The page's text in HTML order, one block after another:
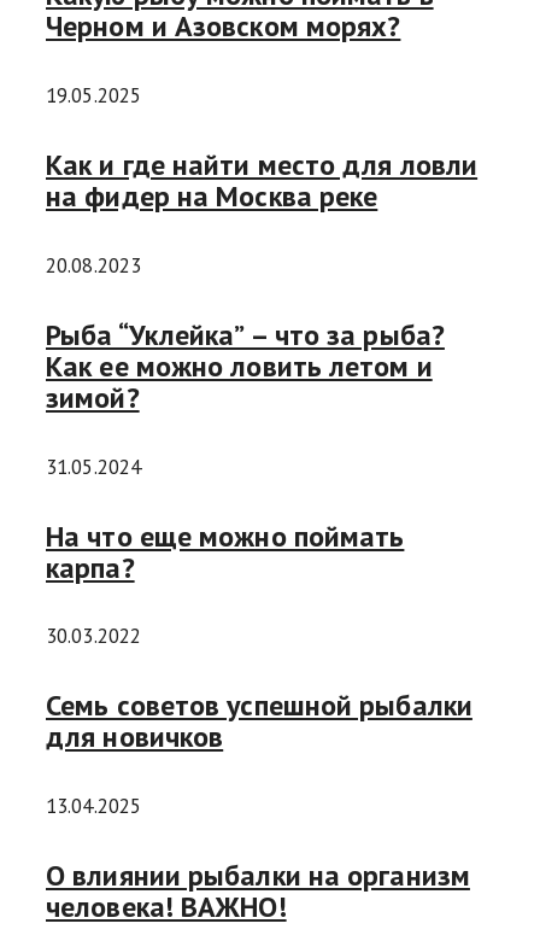
Черном и Азовском морях?
19.05.2025
Как и где найти место для ловли
на фидер на Москва реке
20.08.2023
Рыба “Уклейка” – что за рыба?
Как ее можно ловить летом и
зимой?
31.05.2024
На что еще можно поймать
карпа?
30.03.2022
Семь советов успешной рыбалки
для новичков
13.04.2025
О влиянии рыбалки на организм
человека! ВАЖНО!